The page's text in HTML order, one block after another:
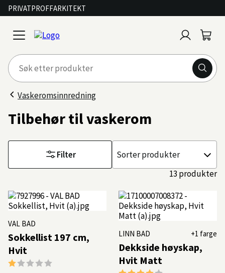
PRIVATPROFFARKITEKT
open
menu
inn
Vaskeromsinnredning
Tilbehør til vaskerom
Filter
Sorter
etter
13 produkter
Sokkellist 197 cm,
Hvit
Karakter:
VAL BAD
Dekkside høyskap,
Hvit Matt
LINN BAD +1 farge